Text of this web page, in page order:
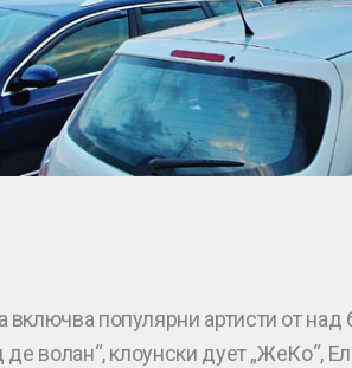
включва популярни артисти от
де волан“, клоунски дует „ЖеКо“,